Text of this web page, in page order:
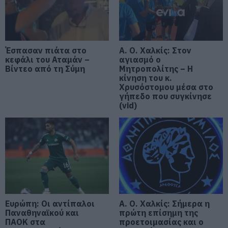
Οι ημερομηνίες του e-ΕΦΚΑ
06.08.2026 | 21:40
Σοκ στην Εύβοια με την κοπέλα
που έπεσε από την γέφυρα: Τα
νεότερα για την υγεία της
06.08.2026 | 21:20
Νεότερα για τη Φωτιά στη Σκύρο:
Κινδύνευσε κτηνοτροφική μονάδα
06.08.2026 | 21:00
Καφές: Τα οφέλη της μέτριας
κατανάλωσης σύμφωνα με ειδικό
στο μικροβίωμα του εντέρου
«Ανάσα» για τους αγρότες στην
Εύβοια: Ολοκληρώθηκε μεγάλο
έργο
Έσπασαν πιάτα στο
κεφάλι του Αταμάν –
Βίντεο από τη Σύμη
Α. Ο. Χαλκίς: Στον
αγιασμό ο
Μητροπολίτης – Η
κίνηση του κ.
Χρυσόστομου μέσα στο
γήπεδο που συγκίνησε
(vid)
Ευρώπη: Οι αντίπαλοι
Παναθηναϊκού και
ΠΑΟΚ στα
Α. Ο. Χαλκίς: Σήμερα η
πρώτη επίσημη της
προετοιμασίας και ο